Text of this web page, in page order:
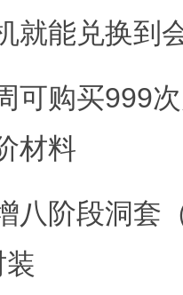
就能兑换到
可购买999
材料
八阶段洞套